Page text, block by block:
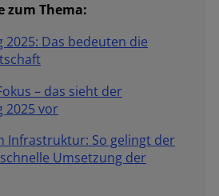
zum Thema:
Das bedeuten die
– das sieht der
2025 vor
Infrastruktur: So gelingt der
Umsetzung der